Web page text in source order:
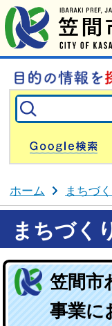
ホーム まちづ
まちづく
笠間市
事業に